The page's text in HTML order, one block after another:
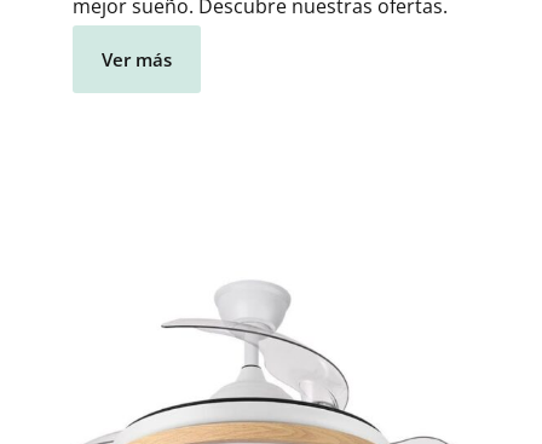
mejor sueño. Descubre nuestras ofertas.
Ver más